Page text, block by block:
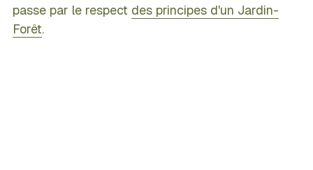
passe par le respect des principes d'un Jardin-
Forêt.